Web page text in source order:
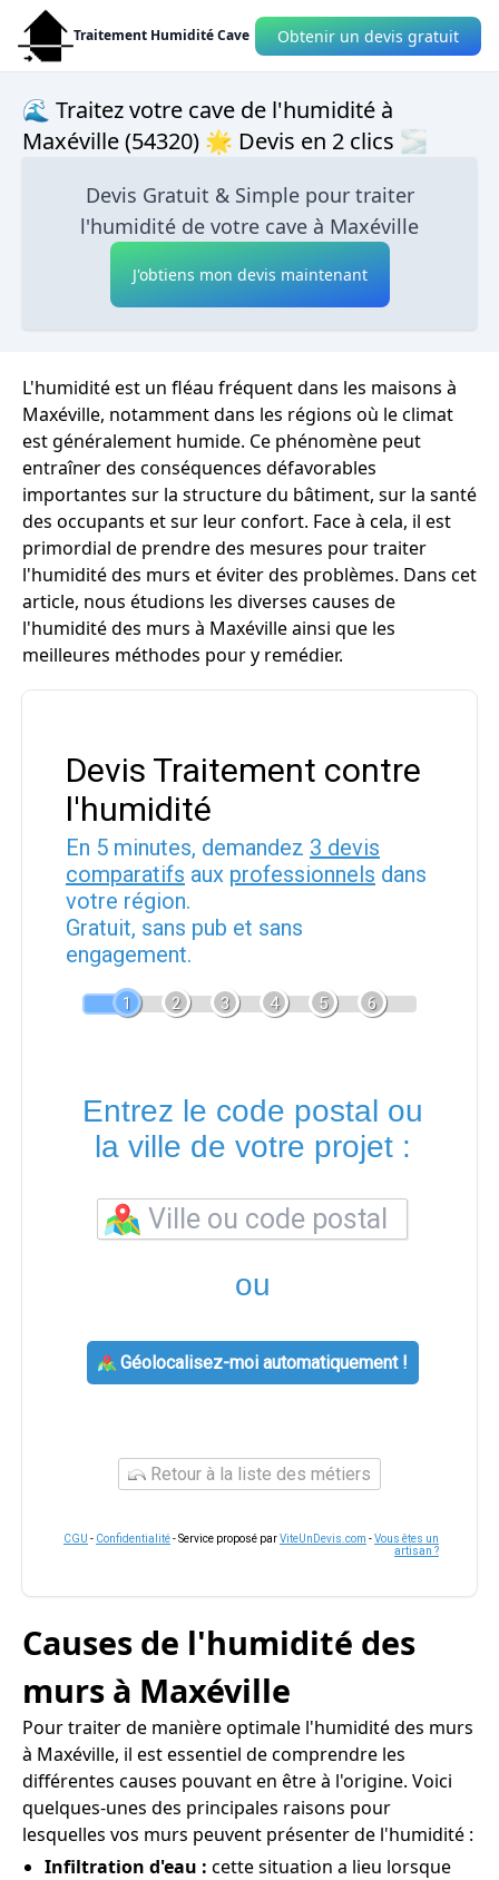
Traitement Humidité Cave Obtenir un devis gratuit
🌊 Traitez votre cave de l'humidité à
Maxéville (54320) 🌟 Devis en 2 clics 🌫
Devis Gratuit & Simple pour traiter
l'humidité de votre cave à Maxéville
J'obtiens mon devis maintenant
L'humidité est un fléau fréquent dans les maisons à
Maxéville, notamment dans les régions où le climat
est généralement humide. Ce phénomène peut
entraîner des conséquences défavorables
importantes sur la structure du bâtiment, sur la santé
des occupants et sur leur confort. Face à cela, il est
primordial de prendre des mesures pour traiter
l'humidité des murs et éviter des problèmes. Dans cet
article, nous étudions les diverses causes de
l'humidité des murs à Maxéville ainsi que les
meilleures méthodes pour y remédier.
Devis Traitement contre
l'humidité
En 5 minutes, demandez 3 devis
comparatifs aux professionnels dans
votre région.
Gratuit, sans pub et sans
engagement.
1 2 3 4 5 6
Entrez le code postal ou
la ville de votre projet :
ou
Géolocalisez-moi automatiquement !
Retour à la liste des métiers
CGU - Confidentialité- Service proposé parViteUnDevis.com -Vous êtes un
artisan ?
Causes de l'humidité des
murs à Maxéville
Pour traiter de manière optimale l'humidité des murs
à Maxéville, il est essentiel de comprendre les
différentes causes pouvant en être à l'origine. Voici
quelques-unes des principales raisons pour
lesquelles vos murs peuvent présenter de l'humidité :
Infiltration d'eau : cette situation a lieu lorsque